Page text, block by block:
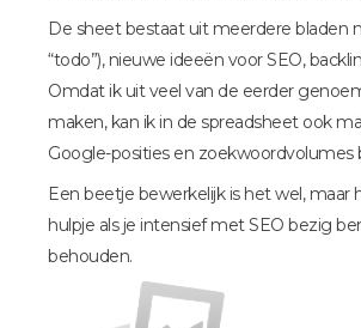
De sheet bestaat uit meerdere bladen
“todo”), nieuwe ideeën voor SEO,
Omdat ik uit veel van de eerder
maken, kan ik in de spreadsheet ook
Google-posities en zoekwoordvolumes
Een beetje bewerkelijk is het wel, maar
hulpje als je intensief met SEO bezig
behouden.